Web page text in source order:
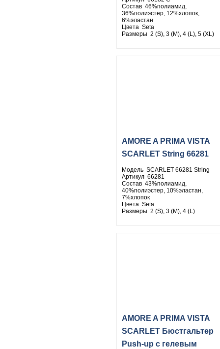
Состав 46%полиамид,
36%полиэстер, 12%хлопок,
6%эластан
Цвета Seta
Размеры 2 (S), 3 (M), 4 (L), 5 (XL)
AMORE A PRIMA VISTA
SCARLET String 66281
Модель SCARLET 66281 String
Артикул 66281
Состав 43%полиамид,
40%полиэстер, 10%эластан,
7%хлопок
Цвета Seta
Размеры 2 (S), 3 (M), 4 (L)
AMORE A PRIMA VISTA
SCARLET Бюстгальтер
Push-up с гелевым